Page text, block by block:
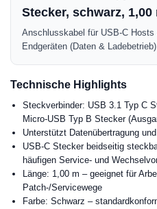
Stecker, schwarz, 1,00
Anschlusskabel für USB-C
Endgeräten (Daten & Ladebetrieb)
Technische Highlights
Steckverbinder: USB 3.1 Typ C
Micro-USB Typ B Stecker
Unterstützt Datenübertragung
USB-C Stecker beidseitig
häufigen Service- und
Länge: 1,00 m – geeignet für
Patch-/Servicewege
Farbe: Schwarz –